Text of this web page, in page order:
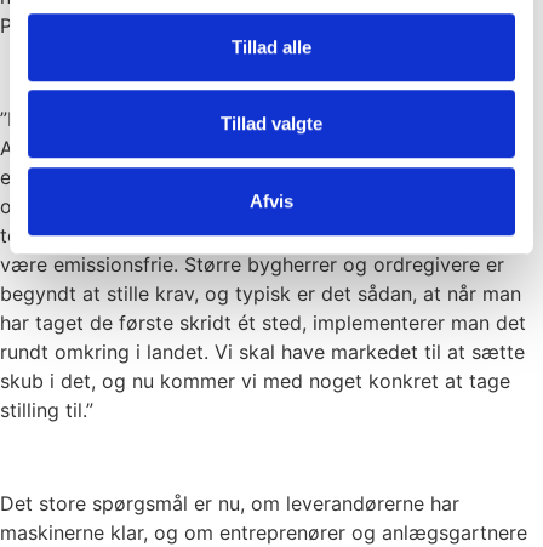
Tillad alle
Tillad valgte
Afvis
Poulsen.
”Rådet er nærmere: ”Erfaring, erfaring, erfaring.”
Anlægsgartnere og entreprenører skal skaffe sig
erfaringer og være nysgerrige. Selvom den grønne
omstilling ikke fylder så meget i nyhederne lige nu, går
tendensen stadig entydigt i retning af, at maskinerne skal
være emissionsfrie. Større bygherrer og ordregivere er
begyndt at stille krav, og typisk er det sådan, at når man
har taget de første skridt ét sted, implementerer man det
rundt omkring i landet. Vi skal have markedet til at sætte
skub i det, og nu kommer vi med noget konkret at tage
stilling til.”
Det store spørgsmål er nu, om leverandørerne har
maskinerne klar, og om entreprenører og anlægsgartnere